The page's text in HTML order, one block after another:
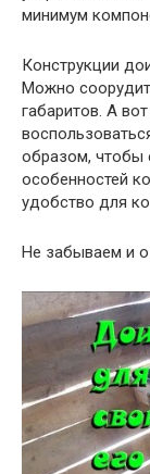
минимум
Конструкции
Можно
габаритов. А
образом, чтобы
особенностей
удобство для
Не забываем и